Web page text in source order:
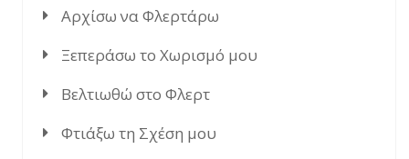
Αρχίσω να Φλερτάρω
Ξεπεράσω το Χωρισμό μου
Βελτιωθώ στο Φλερτ
Φτιάξω τη Σχέση μου